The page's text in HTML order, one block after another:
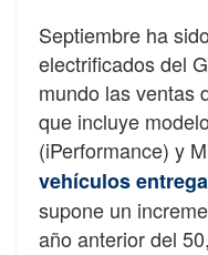
Septiembre ha
electrificados del
mundo las ventas
que incluye
(iPerformance) y
vehículos
supone un
año anterior del